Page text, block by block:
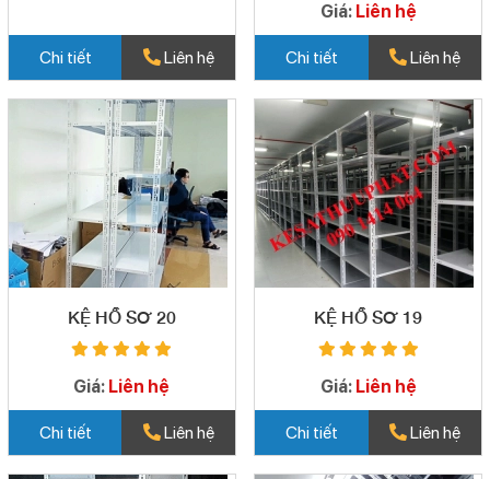
Chi tiết Liên hệ
Giá: Liên hệ
Chi tiết Liên hệ
KỆ HỒ SƠ 20
Giá: Liên hệ
Chi tiết Liên hệ
KỆ HỒ SƠ 19
Giá: Liên hệ
Chi tiết Liên hệ